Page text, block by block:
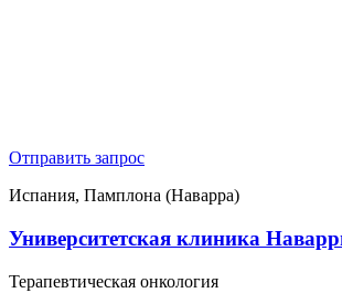
Отправить запрос
Испания, Памплона (Наварра)
Университетская клиника
Терапевтическая онкология